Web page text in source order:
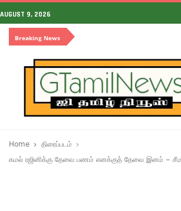
AUGUST 9, 2026
Breaking News
Home
திரைப்படம்
கமல் ரஜினிக்கு தேவை பணம் எனக்குத் தேவை இனம் –